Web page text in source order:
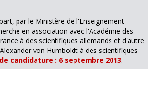
par le Ministère de l'Enseignement
en association avec l'Académie des
à des scientifiques allemands et d'autre
von Humboldt à des scientifiques
candidature : 6 septembre 2013.